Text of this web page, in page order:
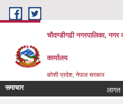
Skip to main content
चौदण्डीगढी नगरपालिका, नगर
कार्यालय
कोशी प्रदेश, नेपाल सरकार
समाचार लागत